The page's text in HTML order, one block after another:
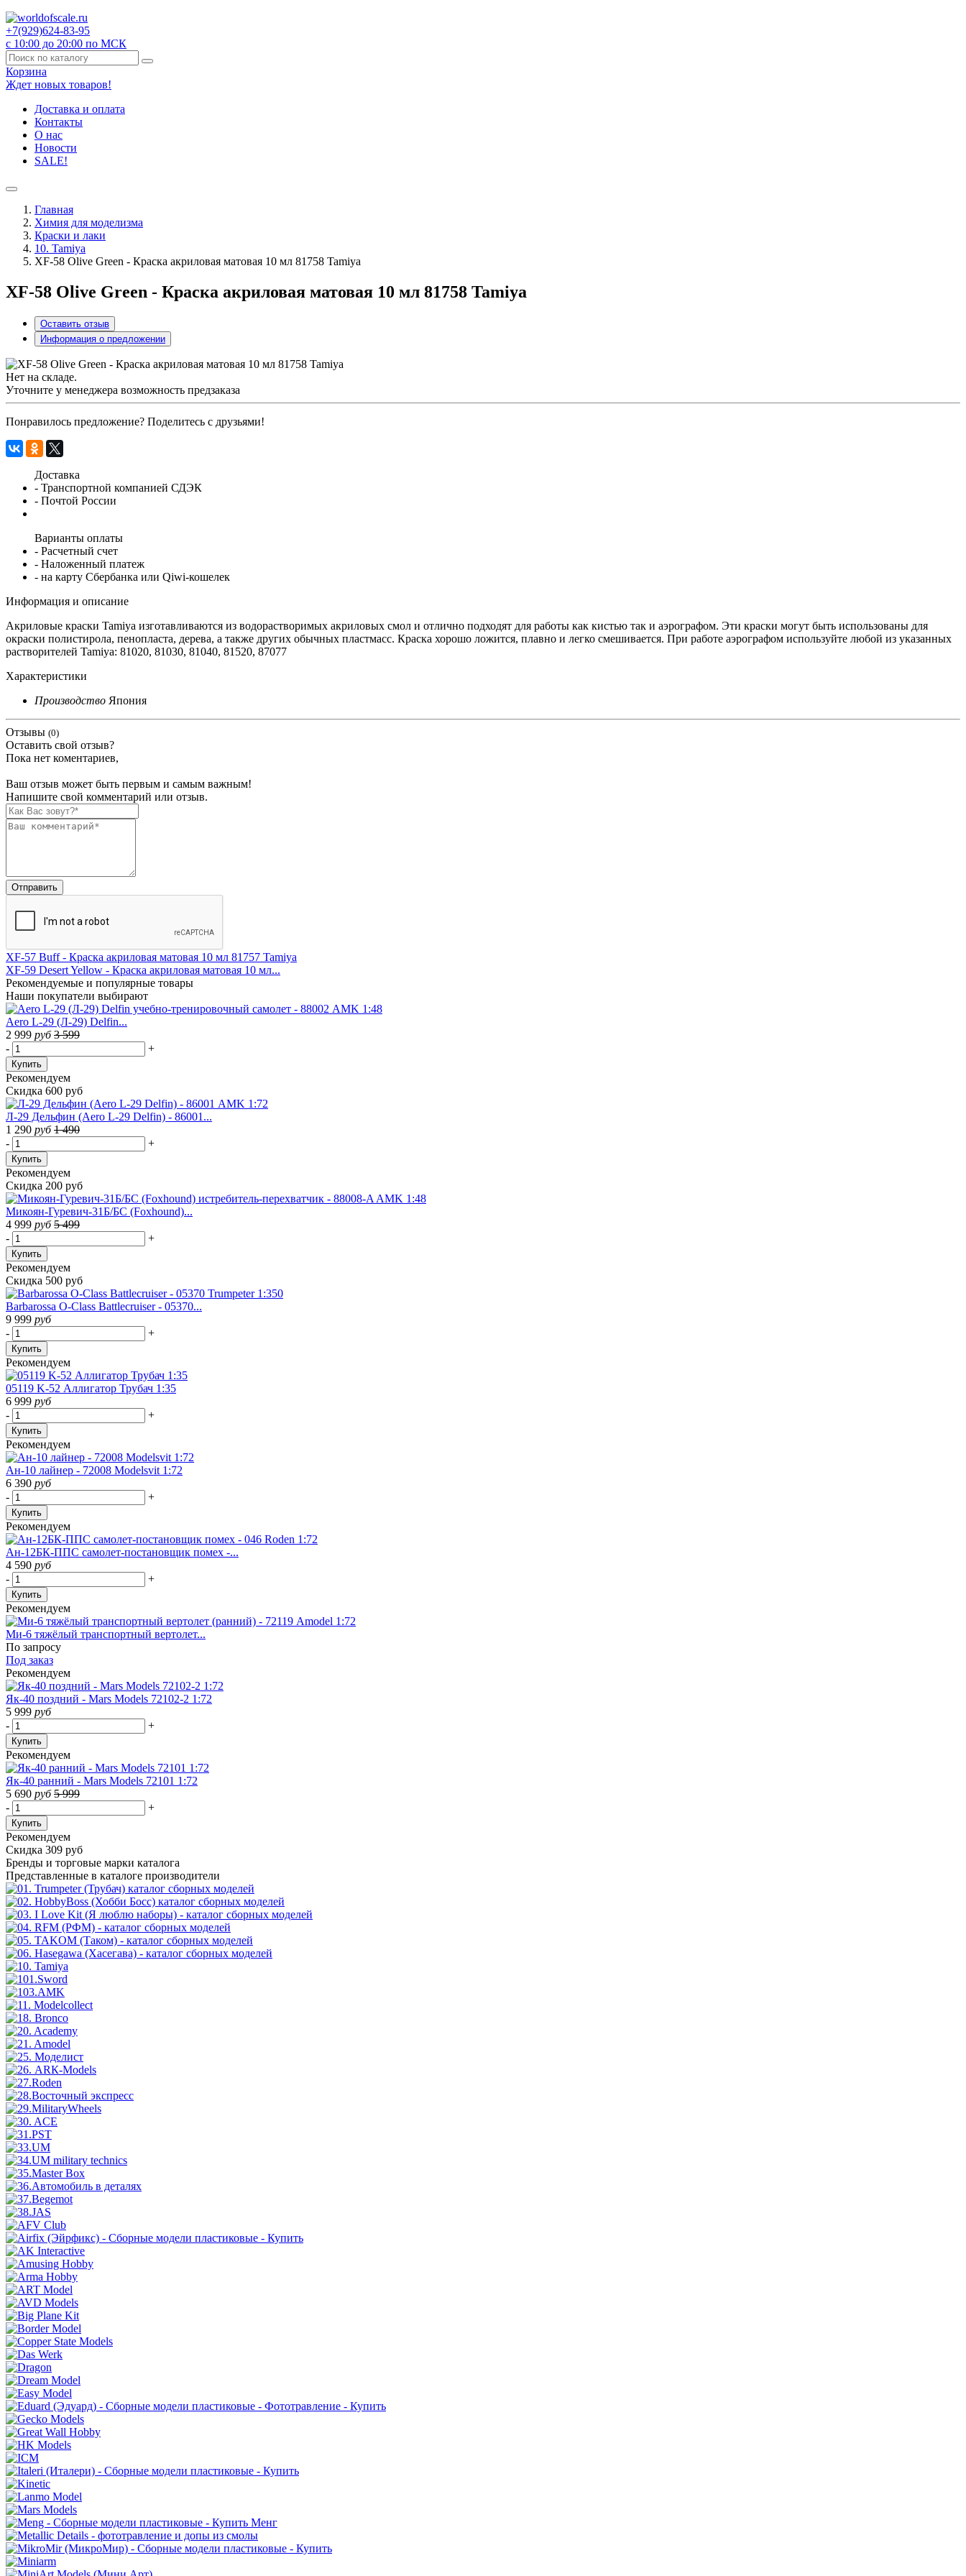
+7(929)624-83-95
с 10:00 до 20:00 по МСК
Корзина
Ждет новых товаров!
Доставка и оплата
Контакты
О нас
Новости
SALE!
Главная
Химия для моделизма
Краски и лаки
10. Tamiya
XF-58 Olive Green - Краска акриловая матовая 10 мл 81758 Tamiya
XF-58 Olive Green - Краска акриловая матовая 10 мл 81758 Tamiya
Оставить отзыв
Информация о предложении
Нет на складе.
Уточните у менеджера возможность предзаказа
Понравилось предложение? Поделитесь с друзьями!
Доставка
- Транспортной компанией СДЭК
- Почтой России
Варианты оплаты
- Расчетный счет
- Наложенный платеж
- на карту Сбербанка или Qiwi-кошелек
Информация и описание
Акриловые краски Tamiya изготавливаются из водорастворимых акриловых смол и отлично подходят для работы как кистью так и аэрографом. Эти краски могут быть использованы для
окраски полистирола, пенопласта, дерева, а также других обычных пластмасс. Краска хорошо ложится, плавно и легко смешивается. При работе аэрографом используйте любой из указанных
растворителей Tamiya: 81020, 81030, 81040, 81520, 87077
Характеристики
Производство Япония
Отзывы (0)
Оставить свой отзыв?
Пока нет коментариев,
Ваш отзыв может быть первым и самым важным!
Напишите свой комментарий или отзыв.
XF-57 Buff - Краска акриловая матовая 10 мл 81757 Tamiya
XF-59 Desert Yellow - Краска акриловая матовая 10 мл...
Рекомендуемые и популярные товары
Наши покупатели выбирают
Aero L-29 (Л-29) Delfin...
2 999 руб 3 599
-
+
Купить
Рекомендуем
Скидка 600 руб
Л-29 Дельфин (Aero L-29 Delfin) - 86001...
1 290 руб 1 490
-
+
Купить
Рекомендуем
Скидка 200 руб
Микоян-Гуревич-31Б/БС (Foxhound)...
4 999 руб 5 499
-
+
Купить
Рекомендуем
Скидка 500 руб
Barbarossa O-Class Battlecruiser - 05370...
9 999 руб
-
+
Купить
Рекомендуем
05119 K-52 Аллигатор Трубач 1:35
6 999 руб
-
+
Купить
Рекомендуем
Ан-10 лайнер - 72008 Modelsvit 1:72
6 390 руб
-
+
Купить
Рекомендуем
Ан-12БК-ППС самолет-постановщик помех -...
4 590 руб
-
+
Купить
Рекомендуем
Ми-6 тяжёлый транспортный вертолет...
По запросу
Под заказ
Рекомендуем
Як-40 поздний - Mars Models 72102-2 1:72
5 999 руб
-
+
Купить
Рекомендуем
Як-40 ранний - Mars Models 72101 1:72
5 690 руб 5 999
-
+
Купить
Рекомендуем
Скидка 309 руб
Бренды и торговые марки каталога
Представленные в каталоге производители